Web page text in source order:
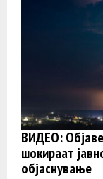
ВИДЕО:
шокираат
објаснување